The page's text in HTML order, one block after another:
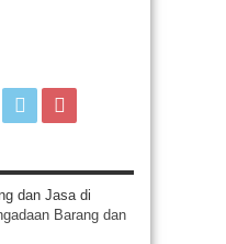
dan Jasa di
Barang dan